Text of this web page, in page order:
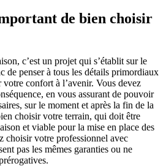
de bien choisir
c’est un projet qui s’établit sur le
de penser à tous les détails primordiaux
votre confort à l’avenir. Vous devez
en vous assurant de pouvoir
sur le moment et après la fin de la
choisir votre terrain, qui doit être
et viable pour la mise en place des
choisir votre professionnel avec
pas les mêmes garanties ou ne